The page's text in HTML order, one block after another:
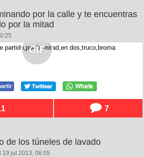
por la calle y te encuentras
por la mitad
7
de los túneles de lavado
19 jul 2013, 06:05